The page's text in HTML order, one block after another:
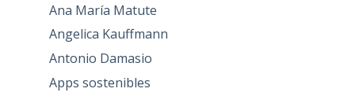
Ana María Matute
Angelica Kauffmann
Antonio Damasio
Apps sostenibles